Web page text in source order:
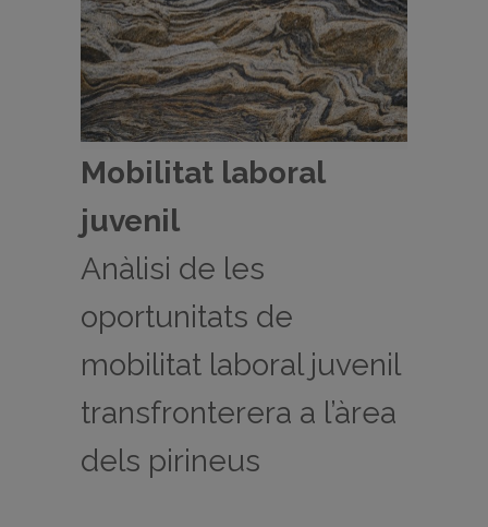
Mobilitat laboral
juvenil
Anàlisi de les
oportunitats de
mobilitat laboral juvenil
transfronterera a l’àrea
dels pirineus